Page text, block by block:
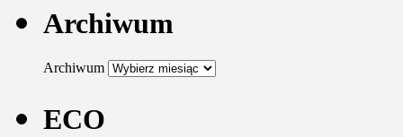
Archiwum
Archiwum
ECO